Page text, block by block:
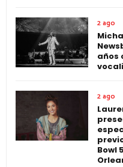
2 ago
años
2 ago
Bowl